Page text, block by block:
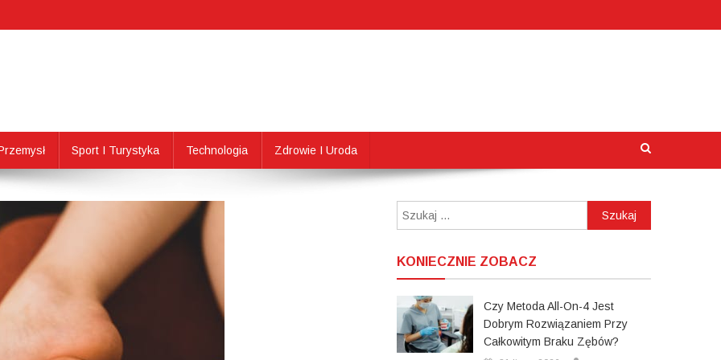
Sport I Turystyka Technologia Zdrowie I Uroda
Szukaj:
KONIECZNIE ZOBACZ
Czy Metoda All-On-4 Jest
Dobrym Rozwiązaniem Przy
Całkowitym Braku Zębów?